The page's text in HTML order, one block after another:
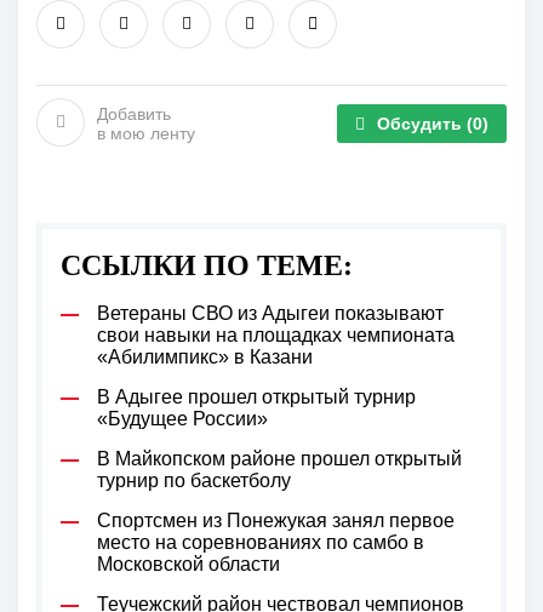
Добавить
в мою ленту
Обсудить (0)
ССЫЛКИ ПО ТЕМЕ:
Ветераны СВО из Адыгеи показывают
свои навыки на площадках чемпионата
«Абилимпикс» в Казани
В Адыгее прошел открытый турнир
«Будущее России»
В Майкопском районе прошел открытый
турнир по баскетболу
Спортсмен из Понежукая занял первое
место на соревнованиях по самбо в
Московской области
Теучежский район чествовал чемпионов